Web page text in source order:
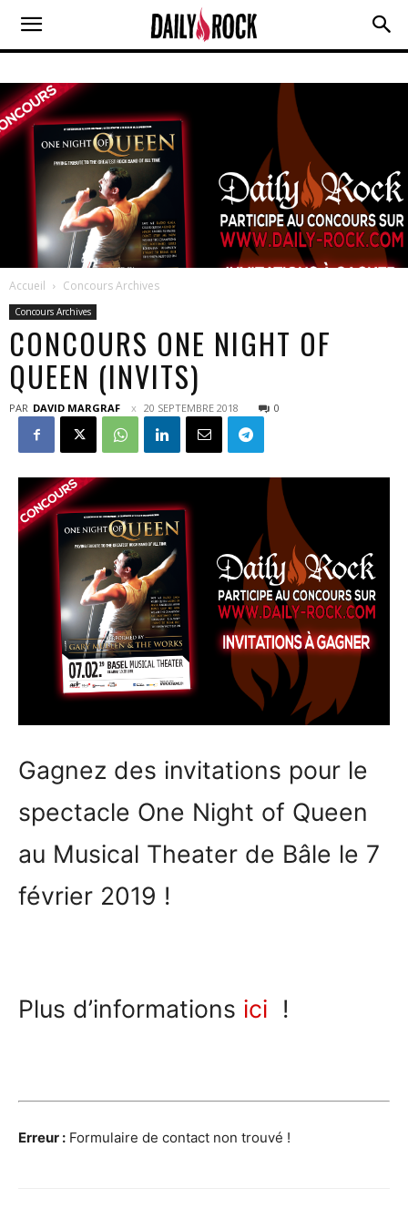
Accueil Concours Archives
Concours Archives
CONCOURS ONE NIGHT OF
QUEEN (INVITS)
PAR DAVID MARGRAF 20 SEPTEMBRE 2018 0
Gagnez des invitations pour le
spectacle One Night of Queen
au Musical Theater de Bâle le 7
février 2019 !
Plus d’informations ici !
Erreur : Formulaire de contact non trouvé !